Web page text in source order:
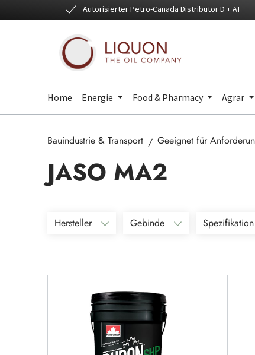
Hauptinhalt springen
Zur Suche springen
Zur Hauptnavigation springenAutorisierter Petro-Canada Distributor D + AT
Home Energie Food & Pharmacy Agrar
Bauindustrie & Transport Geeignet für
JASO MA2
Hersteller Gebinde Spezifikation